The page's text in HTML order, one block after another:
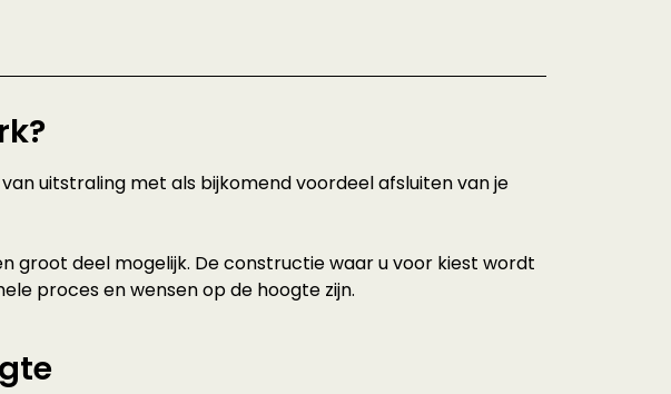
uitstraling met als bijkomend voordeel afsluiten van je
groot deel mogelijk. De constructie waar u voor kiest wordt
proces en wensen op de hoogte zijn.